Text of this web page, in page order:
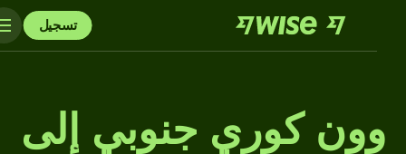
تسجيل
وون كوري جنوبي إلى